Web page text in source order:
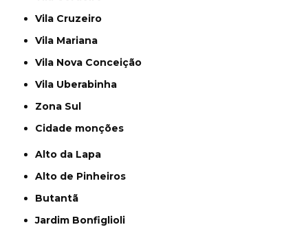
Vila Cruzeiro
Vila Mariana
Vila Nova Conceição
Vila Uberabinha
Zona Sul
cidade monções
Alto da Lapa
Alto de Pinheiros
Butantã
Jardim Bonfiglioli